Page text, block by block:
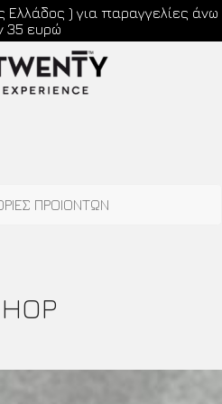
Ελλάδος ) για παραγγελίες άνω
35 ευρώ
ΠΡΟΙΟΝΤΩΝ